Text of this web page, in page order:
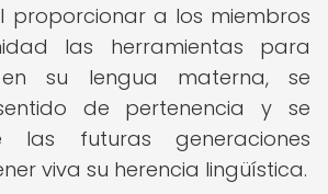
proporcionar a los miembros
las herramientas para
en su lengua materna, se
de pertenencia y se
las futuras generaciones
viva su herencia lingüística.